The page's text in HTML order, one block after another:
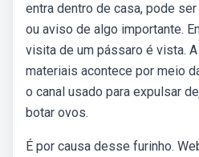
entra dentro de casa, pode
ou aviso de algo importante.
visita de um pássaro é vista.
materiais acontece por meio
o canal usado para expulsar
botar ovos.
É por causa desse furinho.